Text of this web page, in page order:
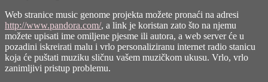
Web stranice music genome projekta možete pronaći na adresi
http://www.pandora.com/, a link je koristan zato što na njemu
možete upisati ime omiljene pjesme ili autora, a web server će u
pozadini iskreirati malu i vrlo personaliziranu internet radio stanicu
koja će puštati muziku sličnu vašem muzičkom ukusu. Vrlo, vrlo
zanimljivi pristup problemu.